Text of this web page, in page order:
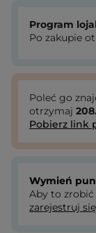
Program
Po zakupie
Poleć go
otrzymaj
Pobierz link
Wymień
Aby to zrobić
zarejestruj się